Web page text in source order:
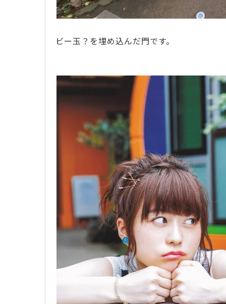
ビー玉？を埋め込んだ門です。